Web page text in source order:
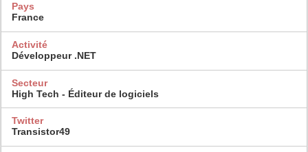
Pays
France
Activité
Développeur .NET
Secteur
High Tech - Éditeur de logiciels
Twitter
Transistor49